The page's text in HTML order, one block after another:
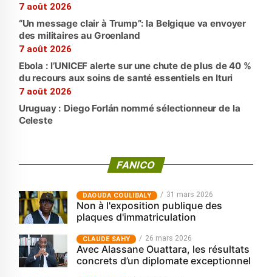
7 août 2026
“Un message clair à Trump”: la Belgique va envoyer
des militaires au Groenland
7 août 2026
Ebola : l’UNICEF alerte sur une chute de plus de 40 %
du recours aux soins de santé essentiels en Ituri
7 août 2026
Uruguay : Diego Forlán nommé sélectionneur de la
Celeste
FANICO
‎DAOUDA COULIBALY 31 mars 2026
Non à l'exposition publique des
plaques d'immatriculation
CLAUDE SAHY 26 mars 2026
Avec Alassane Ouattara, les résultats
concrets d’un diplomate exceptionnel